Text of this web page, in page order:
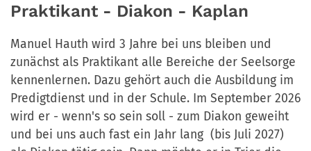
Praktikant - Diakon - Kaplan
Manuel Hauth wird 3 Jahre bei uns bleiben und
zunächst als Praktikant alle Bereiche der Seelsorge
kennenlernen. Dazu gehört auch die Ausbildung im
Predigtdienst und in der Schule. Im September 2026
wird er - wenn's so sein soll - zum Diakon geweiht
und bei uns auch fast ein Jahr lang (bis Juli 2027)